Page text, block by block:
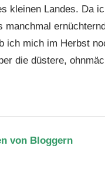
kleinen Landes. Da
manchmal
ich mich im Herbst
die düstere,
vonBloggern